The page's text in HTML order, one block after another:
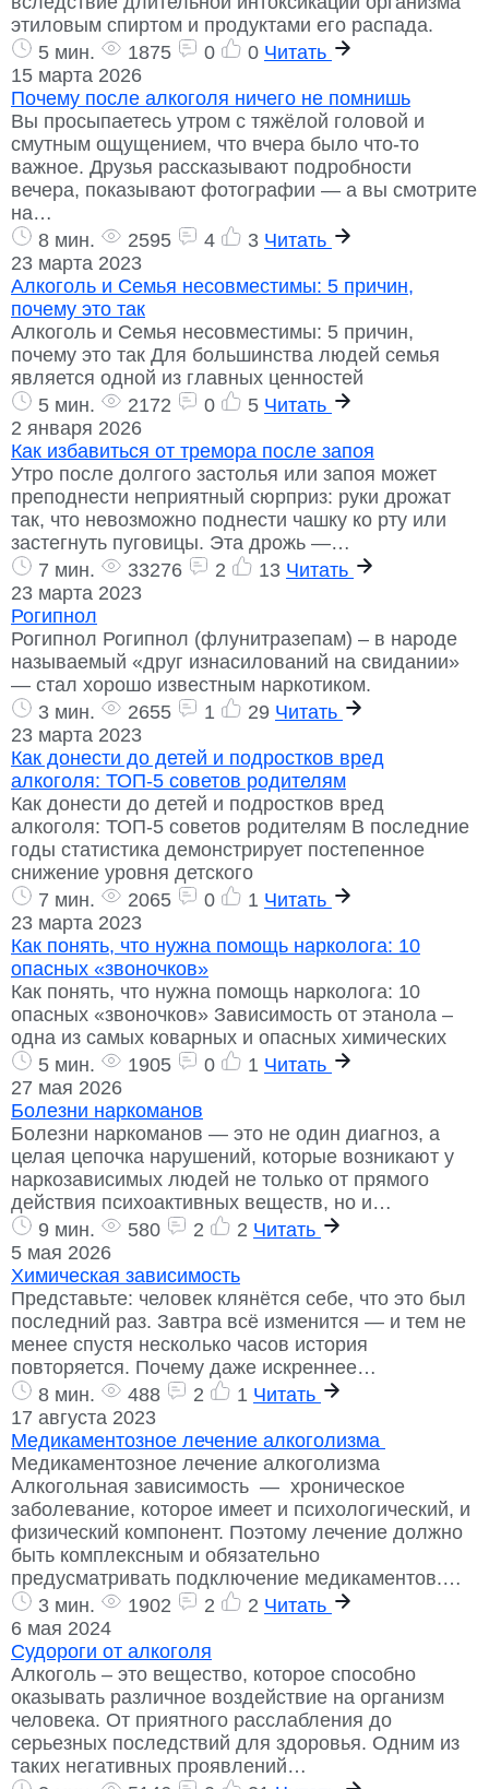
этиловым спиртом и продуктами его распада.
5 мин.
1875 0 0 Читать
15 марта 2026
Почему после алкоголя ничего не помнишь
Вы просыпаетесь утром с тяжёлой головой и
смутным ощущением, что вчера было что-то
важное. Друзья рассказывают подробности
вечера, показывают фотографии — а вы смотрите
на…
8 мин.
2595 4 3 Читать
23 марта 2023
Алкоголь и Семья несовместимы: 5 причин,
почему это так
Алкоголь и Семья несовместимы: 5 причин,
почему это так Для большинства людей семья
является одной из главных ценностей
5 мин.
2172 0 5 Читать
2 января 2026
Как избавиться от тремора после запоя
Утро после долгого застолья или запоя может
преподнести неприятный сюрприз: руки дрожат
так, что невозможно поднести чашку ко рту или
застегнуть пуговицы. Эта дрожь —…
7 мин.
33276 2 13 Читать
23 марта 2023
Рогипнол
Рогипнол Рогипнол (флунитразепам) – в народе
называемый «друг изнасилований на свидании»
— стал хорошо известным наркотиком.
3 мин.
2655 1 29 Читать
23 марта 2023
Как донести до детей и подростков вред
алкоголя: ТОП-5 советов родителям
Как донести до детей и подростков вред
алкоголя: ТОП-5 советов родителям В последние
годы статистика демонстрирует постепенное
снижение уровня детского
7 мин.
2065 0 1 Читать
23 марта 2023
Как понять, что нужна помощь нарколога: 10
опасных «звоночков»
Как понять, что нужна помощь нарколога: 10
опасных «звоночков» Зависимость от этанола –
одна из самых коварных и опасных химических
5 мин.
1905 0 1 Читать
27 мая 2026
Болезни наркоманов
Болезни наркоманов — это не один диагноз, а
целая цепочка нарушений, которые возникают у
наркозависимых людей не только от прямого
действия психоактивных веществ, но и…
9 мин.
580 2 2 Читать
5 мая 2026
Химическая зависимость
Представьте: человек клянётся себе, что это был
последний раз. Завтра всё изменится — и тем не
менее спустя несколько часов история
повторяется. Почему даже искреннее…
8 мин.
488 2 1 Читать
17 августа 2023
Медикаментозное лечение алкоголизма
Медикаментозное лечение алкоголизма
Алкогольная зависимость — хроническое
заболевание, которое имеет и психологический, и
физический компонент. Поэтому лечение должно
быть комплексным и обязательно
предусматривать подключение медикаментов.…
3 мин.
1902 2 2 Читать
6 мая 2024
Судороги от алкоголя
Алкоголь – это вещество, которое способно
оказывать различное воздействие на организм
человека. От приятного расслабления до
серьезных последствий для здоровья. Одним из
таких негативных проявлений…